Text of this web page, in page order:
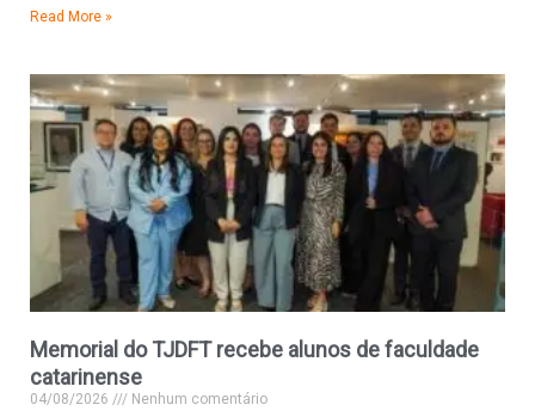
Read More »
Memorial do TJDFT recebe alunos de faculdade
catarinense
04/08/2026 Nenhum comentário